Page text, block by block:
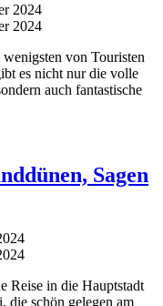
2024
2024
von Touristen
es nicht nur die volle
auch fantastische
Sagen
Reise in die Hauptstadt
die schön gelegen am